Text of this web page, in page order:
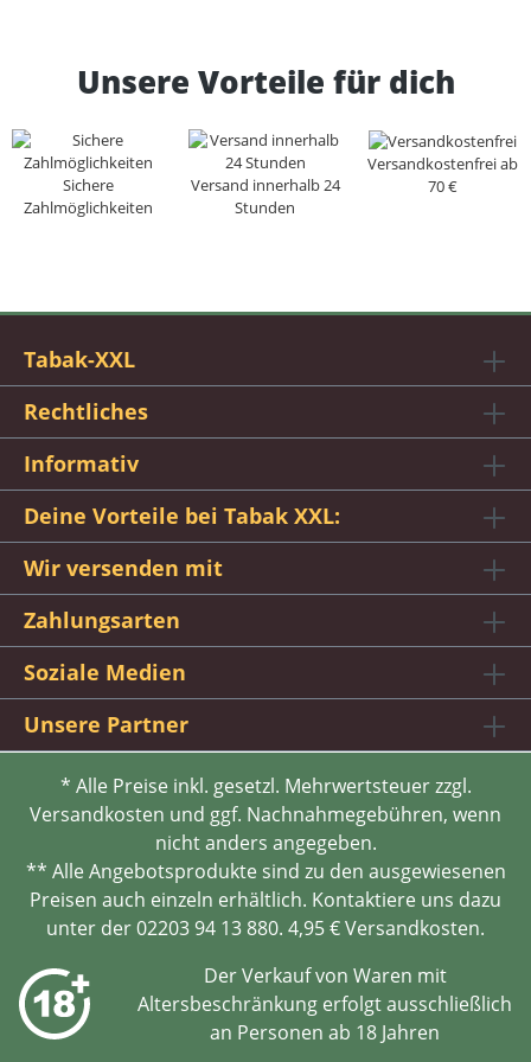
e
g
K
T
I
Unsere Vorteile für dich
Sichere
Zahlmöglichkeiten
Versand innerhalb 24
Stunden
Versandkostenfrei ab
70 €
Tabak-XXL
Rechtliches
Informativ
Deine Vorteile bei Tabak XXL:
Wir versenden mit
Zahlungsarten
Soziale Medien
Unsere Partner
* Alle Preise inkl. gesetzl. Mehrwertsteuer zzgl.
Versandkosten und ggf. Nachnahmegebühren, wenn
nicht anders angegeben.
** Alle Angebotsprodukte sind zu den ausgewiesenen
Preisen auch einzeln erhältlich. Kontaktiere uns dazu
unter der 02203 94 13 880. 4,95 € Versandkosten.
Der Verkauf von Waren mit
Altersbeschränkung erfolgt ausschließlich
an Personen ab 18 Jahren